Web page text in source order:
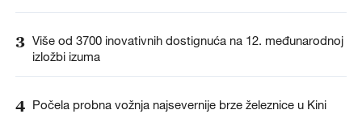
3 Više od 3700 inovativnih dostignuća na 12. međunarodnoj
izložbi izuma
4 Počela probna vožnja najsevernije brze železnice u Kini